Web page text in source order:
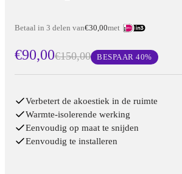
Betaal in 3 delen van€30,00met
€90,00€150,00 BESPAAR40%
Verbetert de akoestiek in de ruimte
Warmte-isolerende werking
Eenvoudig op maat te snijden
Eenvoudig te installeren